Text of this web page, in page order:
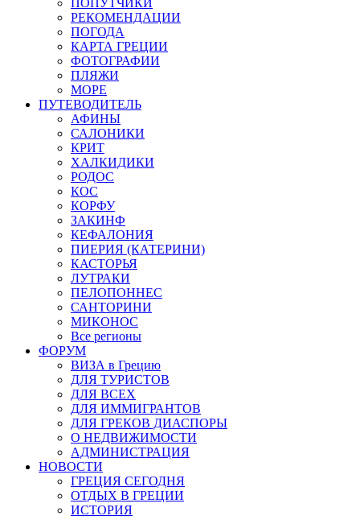
ПОПУТЧИКИ
РЕКОМЕНДАЦИИ
ПОГОДА
КАРТА ГРЕЦИИ
ФОТОГРАФИИ
ПЛЯЖИ
МОРЕ
ПУТЕВОДИТЕЛЬ
АФИНЫ
САЛОНИКИ
КРИТ
ХАЛКИДИКИ
РОДОС
КОС
КОРФУ
ЗАКИНФ
КЕФАЛОНИЯ
ПИЕРИЯ (КАТЕРИНИ)
КАСТОРЬЯ
ЛУТРАКИ
ПЕЛОПОННЕС
САНТОРИНИ
МИКОНОС
Все регионы
ФОРУМ
ВИЗА в Грецию
ДЛЯ ТУРИСТОВ
ДЛЯ ВСЕХ
ДЛЯ ИММИГРАНТОВ
ДЛЯ ГРЕКОВ ДИАСПОРЫ
О НЕДВИЖИМОСТИ
АДМИНИСТРАЦИЯ
НОВОСТИ
ГРЕЦИЯ СЕГОДНЯ
ОТДЫХ В ГРЕЦИИ
ИСТОРИЯ